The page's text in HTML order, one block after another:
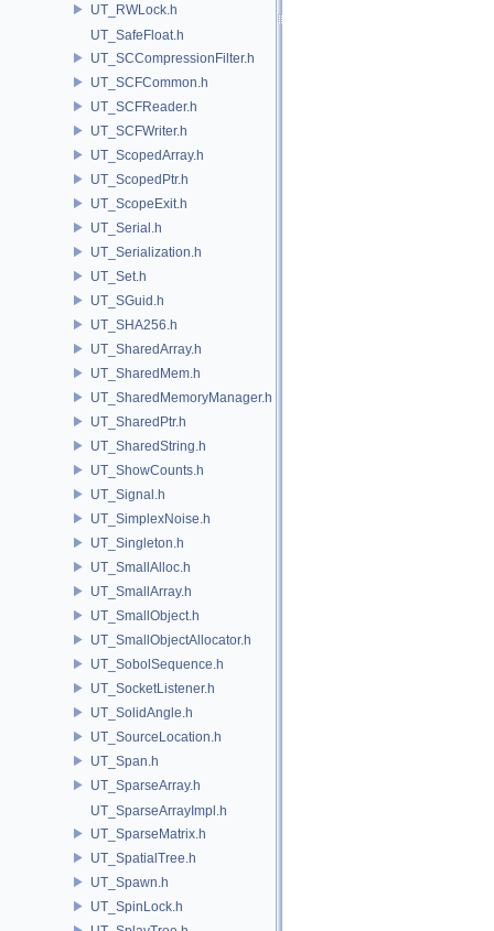
UT_RWLock.h
UT_SafeFloat.h
UT_SCCompressionFilter.h
UT_SCFCommon.h
UT_SCFReader.h
UT_SCFWriter.h
UT_ScopedArray.h
UT_ScopedPtr.h
UT_ScopeExit.h
UT_Serial.h
UT_Serialization.h
UT_Set.h
UT_SGuid.h
UT_SHA256.h
UT_SharedArray.h
UT_SharedMem.h
UT_SharedMemoryManager.h
UT_SharedPtr.h
UT_SharedString.h
UT_ShowCounts.h
UT_Signal.h
UT_SimplexNoise.h
UT_Singleton.h
UT_SmallAlloc.h
UT_SmallArray.h
UT_SmallObject.h
UT_SmallObjectAllocator.h
UT_SobolSequence.h
UT_SocketListener.h
UT_SolidAngle.h
UT_SourceLocation.h
UT_Span.h
UT_SparseArray.h
UT_SparseArrayImpl.h
UT_SparseMatrix.h
UT_SpatialTree.h
UT_Spawn.h
UT_SpinLock.h